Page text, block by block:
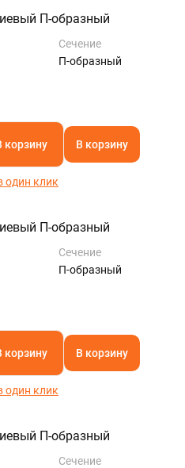
П-образный
Сечение
П-образный
корзину В корзину
один клик
П-образный
Сечение
П-образный
корзину В корзину
один клик
П-образный
Сечение